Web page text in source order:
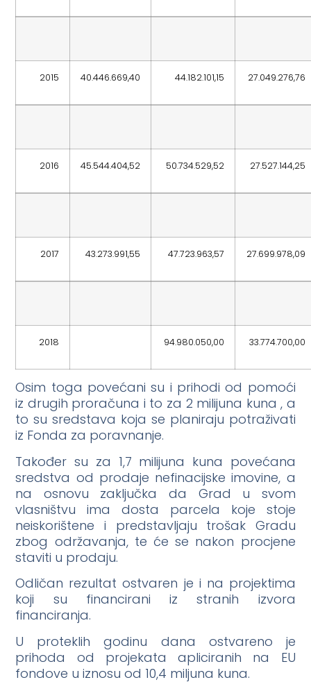
2015 40.446.669,40 44.182.101,15 27.049.276,76
2016 45.544.404,52 50.734.529,52 27.527.144,25
2017 43.273.991,55 47.723.963,57 27.699.978,09
2018 94.980.050,00 33.774.700,00
Osim toga povećani su i prihodi od pomoći
iz drugih proračuna i to za 2 milijuna kuna , a
to su sredstava koja se planiraju potraživati
iz Fonda za poravnanje.
Također su za 1,7 milijuna kuna povećana
sredstva od prodaje nefinacijske imovine, a
na osnovu zaključka da Grad u svom
vlasništvu ima dosta parcela koje stoje
neiskorištene i predstavljaju trošak Gradu
zbog održavanja, te će se nakon procjene
staviti u prodaju.
Odličan rezultat ostvaren je i na projektima
koji su financirani iz stranih izvora
financiranja.
U proteklih godinu dana ostvareno je
prihoda od projekata apliciranih na EU
fondove u iznosu od 10,4 miljuna kuna.